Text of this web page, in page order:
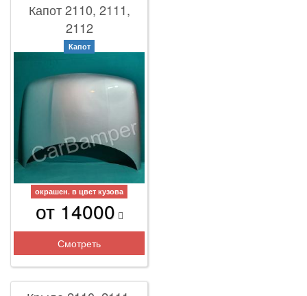
Капот 2110, 2111,
2112
Капот
окрашен. в цвет кузова
от 14000
Смотреть